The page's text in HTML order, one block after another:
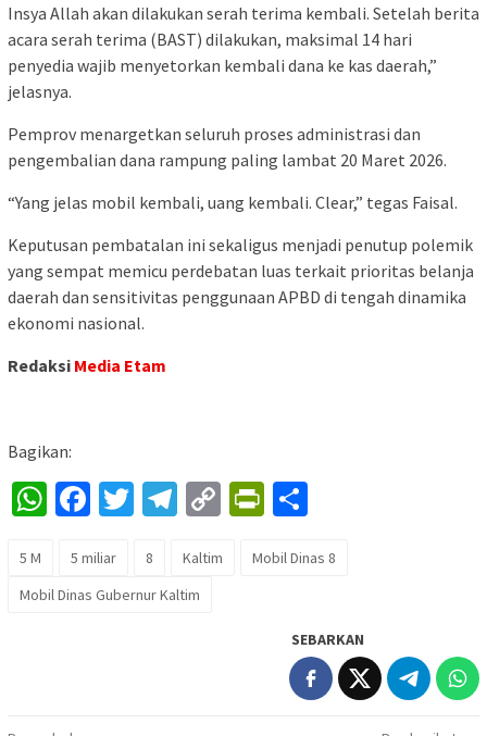
Insya Allah akan dilakukan serah terima kembali. Setelah berita
acara serah terima (BAST) dilakukan, maksimal 14 hari
penyedia wajib menyetorkan kembali dana ke kas daerah,”
jelasnya.
Pemprov menargetkan seluruh proses administrasi dan
pengembalian dana rampung paling lambat 20 Maret 2026.
“Yang jelas mobil kembali, uang kembali. Clear,” tegas Faisal.
Keputusan pembatalan ini sekaligus menjadi penutup polemik
yang sempat memicu perdebatan luas terkait prioritas belanja
daerah dan sensitivitas penggunaan APBD di tengah dinamika
ekonomi nasional.
Redaksi Media Etam
Bagikan:
WhatsApp
Facebook
Twitter
Telegram
CopyPrintFriendly
5 M 5 miliar 8 Kaltim
Mobil Dinas 8
Mobil Dinas Gubernur Kaltim
SEBARKAN